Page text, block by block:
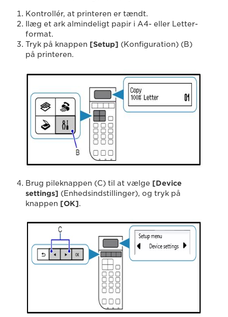
Kontrollér, at printeren er tændt.
Ilæg et ark almindeligt papir i A4- eller Letter-
format.
Tryk på knappen [Setup] (Konfiguration) (B)
på printeren.
Brug pileknappen (C) til at vælge [Device
settings] (Enhedsindstillinger), og tryk på
knappen [OK].